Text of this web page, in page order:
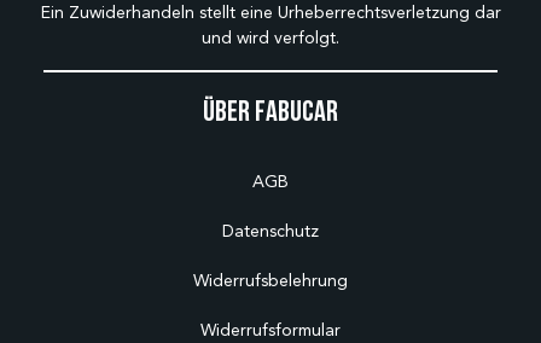
Über Fabucar
AGB
Datenschutz
Widerrufsbelehrung
Widerrufsformular
Ein Zuwiderhandeln stellt eine Urheberrechtsverletzung dar
und wird verfolgt.